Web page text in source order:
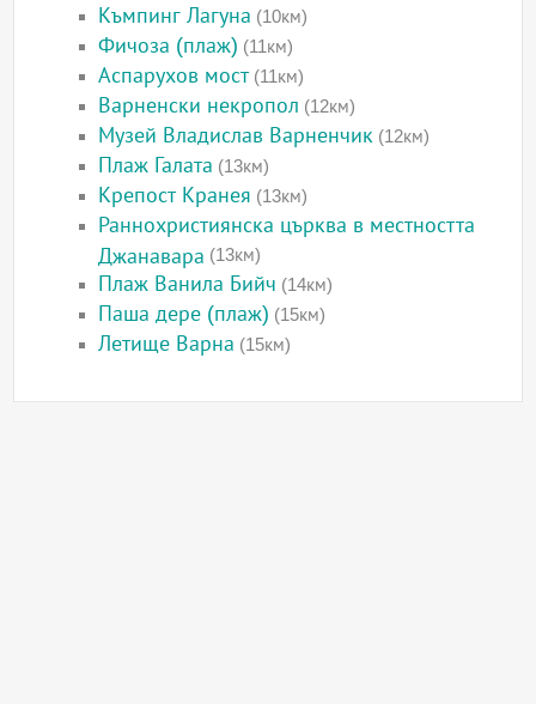
Къмпинг Лагуна (10км)
Фичоза (плаж) (11км)
Аспарухов мост(11км)
Варненски некропол (12км)
Музей Владислав Варненчик (12км)
Плаж Галата (13км)
Крепост Кранея (13км)
Раннохристиянска църква в местността
Джанавара (13км)
Плаж Ванила Бийч (14км)
Паша дере (плаж) (15км)
Летище Варна (15км)